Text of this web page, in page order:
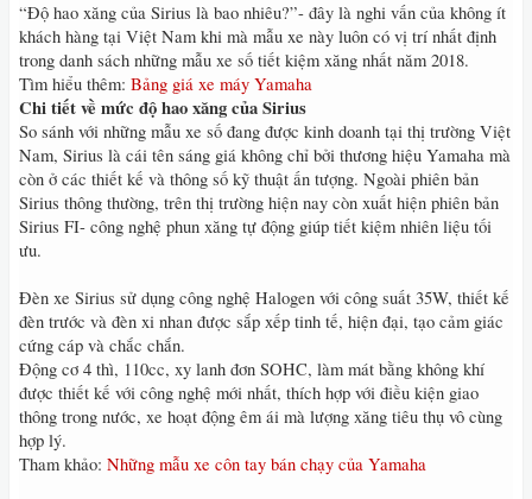
“Độ hao xăng của Sirius là bao nhiêu?”- đây là nghi vấn của không ít
khách hàng tại Việt Nam khi mà mẫu xe này luôn có vị trí nhất định
trong danh sách những mẫu xe số tiết kiệm xăng nhất năm 2018.
Tìm hiểu thêm: Bảng giá xe máy Yamaha
Chi tiết về mức độ hao xăng của Sirius
So sánh với những mẫu xe số đang được kinh doanh tại thị trường Việt
Nam, Sirius là cái tên sáng giá không chỉ bởi thương hiệu Yamaha mà
còn ở các thiết kế và thông số kỹ thuật ấn tượng. Ngoài phiên bản
Sirius thông thường, trên thị trường hiện nay còn xuất hiện phiên bản
Sirius FI- công nghệ phun xăng tự động giúp tiết kiệm nhiên liệu tối
ưu.
Đèn xe Sirius sử dụng công nghệ Halogen với công suất 35W, thiết kế
đèn trước và đèn xi nhan được sắp xếp tinh tế, hiện đại, tạo cảm giác
cứng cáp và chắc chắn.
Động cơ 4 thì, 110cc, xy lanh đơn SOHC, làm mát bằng không khí
được thiết kế với công nghệ mới nhất, thích hợp với điều kiện giao
thông trong nước, xe hoạt động êm ái mà lượng xăng tiêu thụ vô cùng
hợp lý.
Tham khảo: Những mẫu xe côn tay bán chạy của Yamaha